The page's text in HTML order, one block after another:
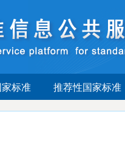
标准 推荐性国家标准